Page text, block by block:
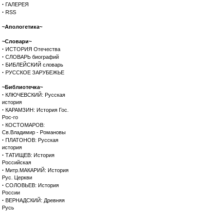
· ГАЛЕРЕЯ
· RSS
~Апологетика~
~Словари~
· ИСТОРИЯ Отечества
· СЛОВАРЬ биографий
· БИБЛЕЙСКИЙ словарь
· РУССКОЕ ЗАРУБЕЖЬЕ
~Библиотечка~
· КЛЮЧЕВСКИЙ: Русская
история
· КАРАМЗИН: История Гос.
Рос-го
· КОСТОМАРОВ:
Св.Владимир - Романовы
· ПЛАТОНОВ: Русская
история
· ТАТИЩЕВ: История
Российская
· Митр.МАКАРИЙ: История
Рус. Церкви
· СОЛОВЬЕВ: История
России
· ВЕРНАДСКИЙ: Древняя
Русь